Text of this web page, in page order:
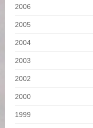
2006
2005
2004
2003
2002
2000
1999